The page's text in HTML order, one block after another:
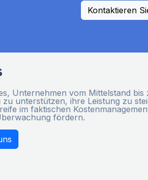
Kontaktieren
Unternehmen vom Mittelstand bis
unterstützen, ihre Leistung zu
im faktischen
fördern.